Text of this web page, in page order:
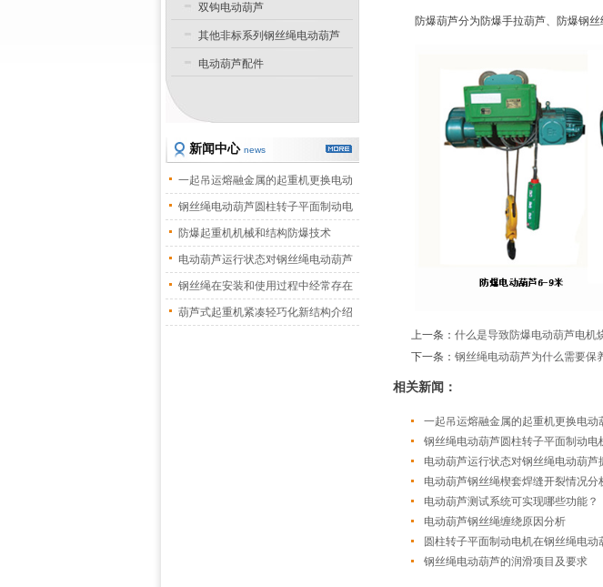
防爆葫芦分为防爆手拉葫芦、防爆钢
上一条： 什么是导致防爆电动葫芦电机
下一条： 钢丝绳电动葫芦为什么需要保
相关新闻：
一起吊运熔融金属的起重机更换电动
钢丝绳电动葫芦圆柱转子平面制动电
电动葫芦运行状态对钢丝绳电动葫芦
电动葫芦钢丝绳楔套焊缝开裂情况分
电动葫芦测试系统可实现哪些功能？
电动葫芦钢丝绳缠绕原因分析
圆柱转子平面制动电机在钢丝绳电动
钢丝绳电动葫芦的润滑项目及要求
双钩电动葫芦
其他非标系列钢丝绳电动葫芦
电动葫芦配件
新闻中心 news
一起吊运熔融金属的起重机更换电动
葫 钢丝绳电动葫芦圆柱转子平面制动电
机
防爆起重机机械和结构防爆技术
电动葫芦运行状态对钢丝绳电动葫芦
振 钢丝绳在安装和使用过程中经常存在
的 葫芦式起重机紧凑轻巧化新结构介绍